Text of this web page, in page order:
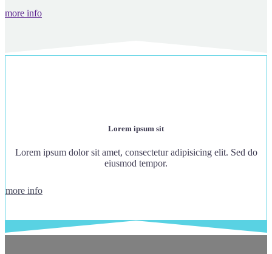
more info
Lorem ipsum sit
Lorem ipsum dolor sit amet, consectetur adipisicing elit. Sed do
eiusmod tempor.
more info